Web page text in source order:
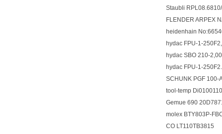
Staubli
FLENDER ARPEX
heidenhain
hydac FPU-1-
hydac SBO 210-
hydac FPU-1-
SCHUNK PGF
tool-temp
Gemue 690
molex BTY803P-
CO LT110TB3815